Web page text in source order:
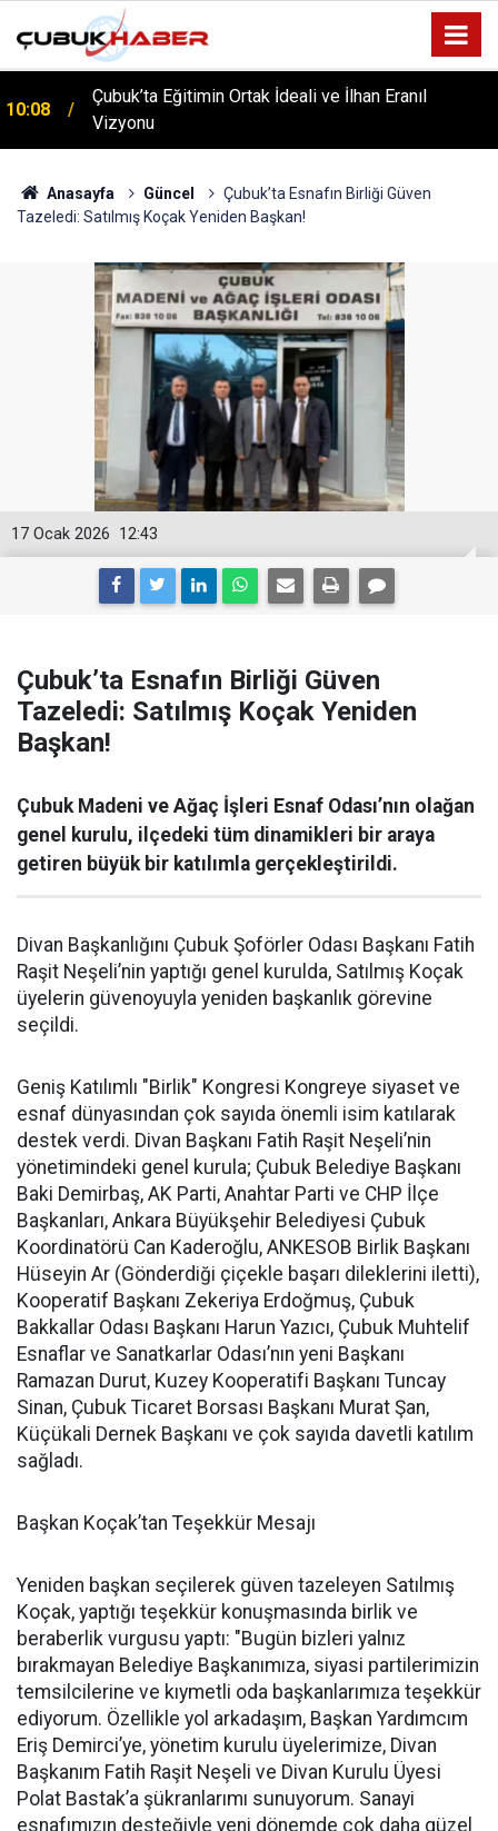
Çubuk’ta Eğitimin Ortak İdeali ve İlhan Eranıl
Vizyonu
12:06
ÇUBUK’TA ‘YAZA MERHABA’ COŞKUSU: Kursiyerler
Gönüllerince Eğlendi!
Anasayfa Güncel
Çubuk’ta Esnafın Birliği Güven
Tazeledi: Satılmış Koçak Yeniden Başkan!
12:43
17 Ocak 2026
Çubuk’ta Esnafın Birliği Güven
Tazeledi: Satılmış Koçak Yeniden
Başkan!
Çubuk Madeni ve Ağaç İşleri Esnaf Odası’nın olağan
genel kurulu, ilçedeki tüm dinamikleri bir araya
getiren büyük bir katılımla gerçekleştirildi.
Divan Başkanlığını Çubuk Şoförler Odası Başkanı Fatih
Raşit Neşeli’nin yaptığı genel kurulda, Satılmış Koçak
üyelerin güvenoyuyla yeniden başkanlık görevine
seçildi.
Geniş Katılımlı "Birlik" Kongresi Kongreye siyaset ve
esnaf dünyasından çok sayıda önemli isim katılarak
destek verdi. Divan Başkanı Fatih Raşit Neşeli’nin
yönetimindeki genel kurula; Çubuk Belediye Başkanı
Baki Demirbaş, AK Parti, Anahtar Parti ve CHP İlçe
Başkanları, Ankara Büyükşehir Belediyesi Çubuk
Koordinatörü Can Kaderoğlu, ANKESOB Birlik Başkanı
Hüseyin Ar (Gönderdiği çiçekle başarı dileklerini iletti),
Kooperatif Başkanı Zekeriya Erdoğmuş, Çubuk
Bakkallar Odası Başkanı Harun Yazıcı, Çubuk Muhtelif
Esnaflar ve Sanatkarlar Odası’nın yeni Başkanı
Ramazan Durut, Kuzey Kooperatifi Başkanı Tuncay
Sinan, Çubuk Ticaret Borsası Başkanı Murat Şan,
Küçükali Dernek Başkanı ve çok sayıda davetli katılım
sağladı.
Başkan Koçak’tan Teşekkür Mesajı
Yeniden başkan seçilerek güven tazeleyen Satılmış
Koçak, yaptığı teşekkür konuşmasında birlik ve
beraberlik vurgusu yaptı: "Bugün bizleri yalnız
bırakmayan Belediye Başkanımıza, siyasi partilerimizin
temsilcilerine ve kıymetli oda başkanlarımıza teşekkür
ediyorum. Özellikle yol arkadaşım, Başkan Yardımcım
Eriş Demirci’ye, yönetim kurulu üyelerimize, Divan
Başkanım Fatih Raşit Neşeli ve Divan Kurulu Üyesi
Polat Bastak’a şükranlarımı sunuyorum. Sanayi
esnafımızın desteğiyle yeni dönemde çok daha güzel